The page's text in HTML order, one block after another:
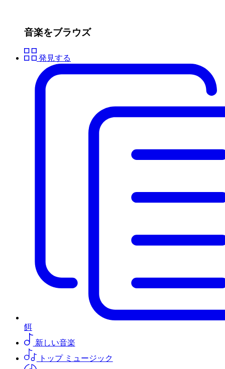
音楽をブラウズ
発見する
餌
新しい音楽
トップ ミュージック